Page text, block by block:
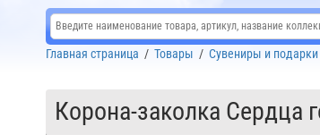
Главная страница / Товары / Сувениры и подарки
Корона-заколка Сердца